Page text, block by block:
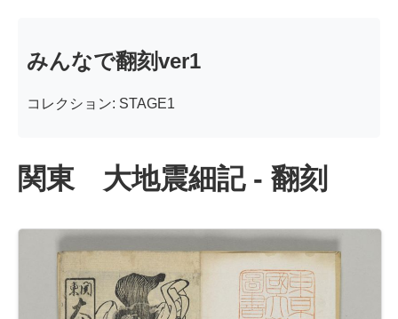
みんなで翻刻ver1
コレクション: STAGE1
関東 大地震細記 - 翻刻